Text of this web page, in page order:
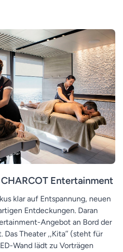
Entertainment
klar auf Entspannung, neuen
Entdeckungen. Daran
Angebot an Bord der
Theater ,,Kita’’ (steht für
Wand lädt zu Vorträgen